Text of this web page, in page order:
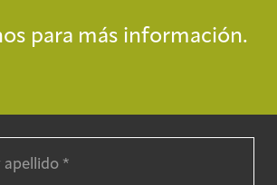
para más información.